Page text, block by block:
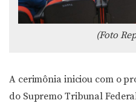
(Foto
A cerimônia iniciou com o
do Supremo Tribunal